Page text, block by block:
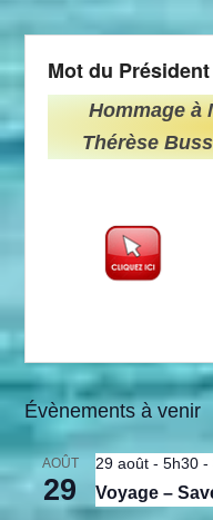
Mot du Président
Hommage à
Thérèse
Évènements à venir
AOÛT
29
29 août - 5h30 -
Voyage –